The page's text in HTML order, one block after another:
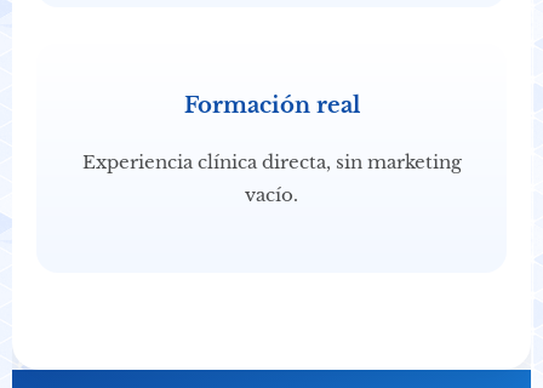
Formación real
Experiencia clínica directa, sin marketing
vacío.